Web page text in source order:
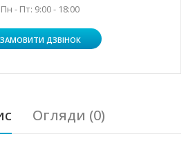
Пн - Пт: 9:00 - 18:00
ЗАМОВИТИ ДЗВІНОК
Огляди (0)